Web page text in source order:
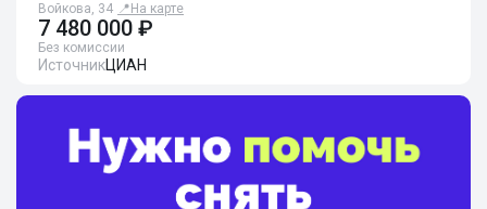
Войкова, 34 📍 На карте
7 480 000 ₽
Без комиссии
ИсточникЦИАН